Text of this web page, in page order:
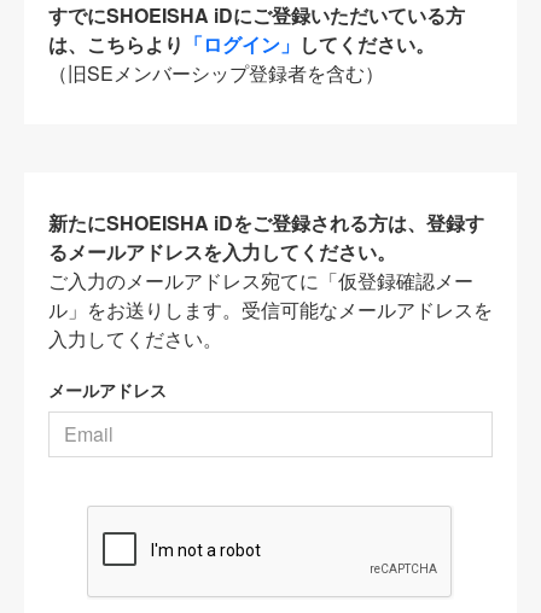
すでにSHOEISHA iDにご登録いただいている方
は、こちらより 「ログイン」 してください。
（旧SEメンバーシップ登録者を含む）
新たにSHOEISHA iDをご登録される方は、登録す
るメールアドレスを入力してください。
ご入力のメールアドレス宛てに「仮登録確認メー
ル」をお送りします。受信可能なメールアドレスを
入力してください。
メールアドレス